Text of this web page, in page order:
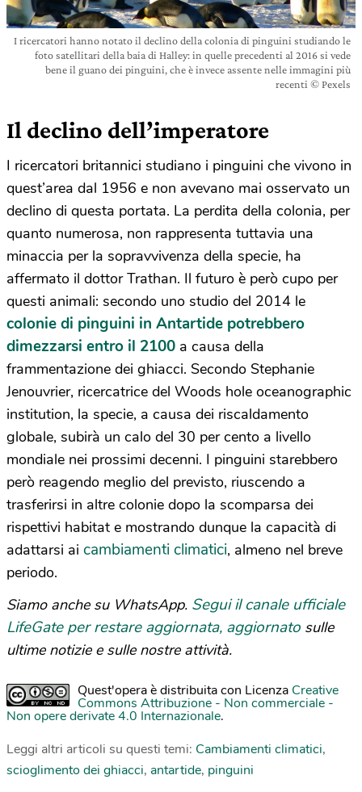
I ricercatori hanno notato il declino della colonia di pinguini studiando le
foto satellitari della baia di Halley: in quelle precedenti al 2016 si vede
bene il guano dei pinguini, che è invece assente nelle immagini più
recenti © Pexels
Il declino dell’imperatore
I ricercatori britannici studiano i pinguini che vivono in
quest’area dal 1956 e non avevano mai osservato un
declino di questa portata. La perdita della colonia, per
quanto numerosa, non rappresenta tuttavia una
minaccia per la sopravvivenza della specie, ha
affermato il dottor Trathan. Il futuro è però cupo per
questi animali: secondo uno studio del 2014 le
colonie di pinguini in Antartide potrebbero
dimezzarsi entro il 2100 a causa della
frammentazione dei ghiacci. Secondo Stephanie
Jenouvrier, ricercatrice del Woods hole oceanographic
institution, la specie, a causa dei riscaldamento
globale, subirà un calo del 30 per cento a livello
mondiale nei prossimi decenni. I pinguini starebbero
però reagendo meglio del previsto, riuscendo a
trasferirsi in altre colonie dopo la scomparsa dei
rispettivi habitat e mostrando dunque la capacità di
adattarsi ai cambiamenti climatici, almeno nel breve
periodo.
Siamo anche su WhatsApp. Segui il canale ufficiale
LifeGate per restare aggiornata, aggiornato sulle
ultime notizie e sulle nostre attività.
Quest'opera è distribuita con Licenza Creative
Commons Attribuzione - Non commerciale -
Non opere derivate 4.0 Internazionale.
Leggi altri articoli su questi temi: Cambiamenti climatici,
scioglimento dei ghiacci, antartide, pinguini